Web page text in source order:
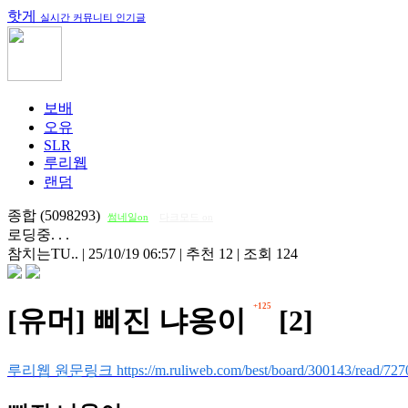
핫게 실시간 커뮤니티 인기글
보배
오유
SLR
루리웹
랜덤
종합 (5098293) 썸네일on
로딩중. . .
참치는TU.. | 25/10/19 06:57 | 추천 12 | 조회 124
[유머] 삐진 냐옹이 +125 [2]
루리웹 원문링크 https://m.ruliweb.com/best/board/300143/read/